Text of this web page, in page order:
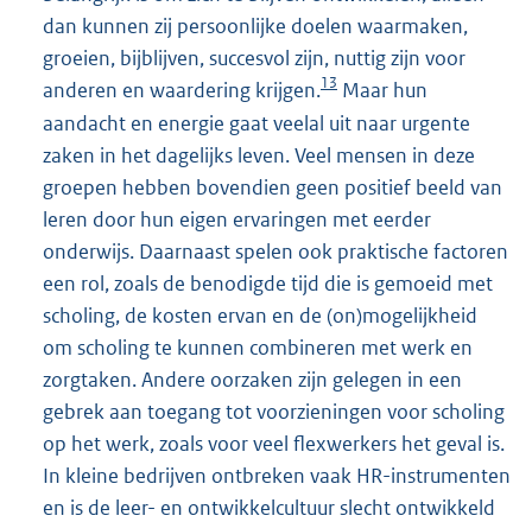
dan kunnen zij persoonlijke doelen waarmaken,
groeien, bijblijven, succesvol zijn, nuttig zijn voor
anderen en waardering krijgen.13 Maar hun
aandacht en energie gaat veelal uit naar urgente
zaken in het dagelijks leven. Veel mensen in deze
groepen hebben bovendien geen positief beeld van
leren door hun eigen ervaringen met eerder
onderwijs. Daarnaast spelen ook praktische factoren
een rol, zoals de benodigde tijd die is gemoeid met
scholing, de kosten ervan en de (on)mogelijkheid
om scholing te kunnen combineren met werk en
zorgtaken. Andere oorzaken zijn gelegen in een
gebrek aan toegang tot voorzieningen voor scholing
op het werk, zoals voor veel flexwerkers het geval is.
In kleine bedrijven ontbreken vaak HR-instrumenten
en is de leer- en ontwikkelcultuur slecht ontwikkeld